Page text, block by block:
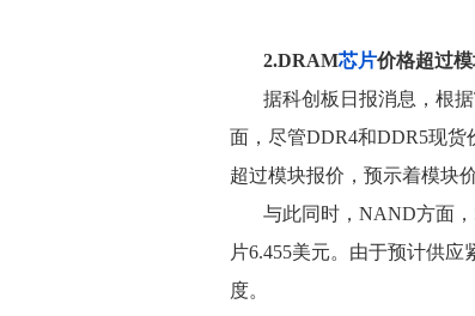
2.DRAM芯片价格超过
据科创板日报消息，根
面，尽管DDR4和DDR5现
超过模块报价，预示着模块
与此同时，NAND方面
片6.455美元。由于预计供
度。